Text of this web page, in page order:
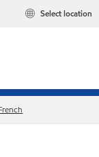
Select location